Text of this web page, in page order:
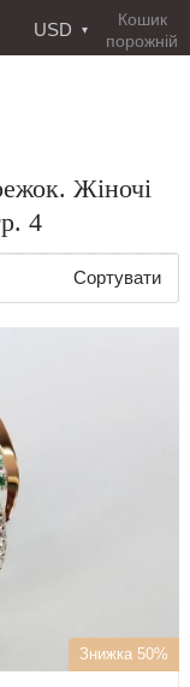
Кошик
порожній
USD
Жіночі
4
Сортувати
Знижка 50%